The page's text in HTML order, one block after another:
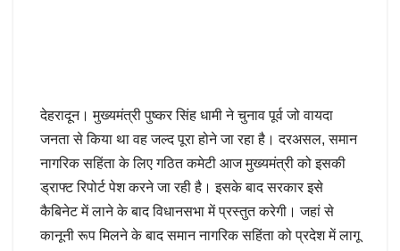
देहरादून। मुख्यमंत्री पुष्कर सिंह धामी ने चुनाव पूर्व जो वायदा
जनता से किया था वह जल्द पूरा होने जा रहा है। दरअसल, समान
नागरिक सहिंता के लिए गठित कमेटी आज मुख्यमंत्री को इसकी
ड्राफ्ट रिपोर्ट पेश करने जा रही है। इसके बाद सरकार इसे
कैबिनेट में लाने के बाद विधानसभा में प्रस्तुत करेगी। जहां से
कानूनी रूप मिलने के बाद समान नागरिक सहिंता को प्रदेश में लागू